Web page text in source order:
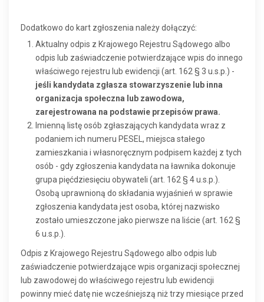
Dodatkowo do kart zgłoszenia należy dołączyć:
Aktualny odpis z Krajowego Rejestru Sądowego albo
odpis lub zaświadczenie potwierdzające wpis do innego
właściwego rejestru lub ewidencji (art. 162 § 3 u.s.p.) -
jeśli kandydata zgłasza stowarzyszenie lub inna
organizacja społeczna lub zawodowa,
zarejestrowana na podstawie przepisów prawa.
Imienną listę osób zgłaszających kandydata wraz z
podaniem ich numeru PESEL, miejsca stałego
zamieszkania i własnoręcznym podpisem każdej z tych
osób - gdy zgłoszenia kandydata na ławnika dokonuje
grupa pięćdziesięciu obywateli (art. 162 § 4 u.s.p.).
Osobą uprawnioną do składania wyjaśnień w sprawie
zgłoszenia kandydata jest osoba, której nazwisko
zostało umieszczone jako pierwsze na liście (art. 162 §
6 u.s.p.).
Odpis z Krajowego Rejestru Sądowego albo odpis lub
zaświadczenie potwierdzające wpis organizacji społecznej
lub zawodowej do właściwego rejestru lub ewidencji
powinny mieć datę nie wcześniejszą niż trzy miesiące przed